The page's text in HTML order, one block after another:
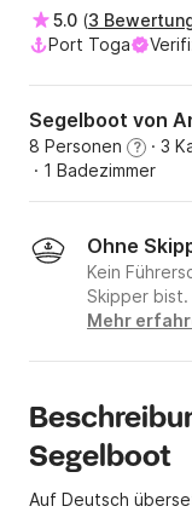
5.0 (3
Port Toga
Segelboot von
8 Personen ? · 3
· 1 Badezimmer
Ohne
Kein
Skipper bist.
Mehr
Segelboot
Auf Deutsch